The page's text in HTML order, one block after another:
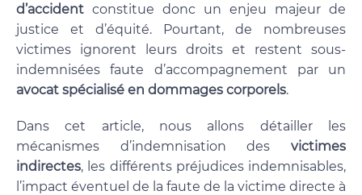
d’accident constitue donc un enjeu majeur de
justice et d’équité. Pourtant, de nombreuses
victimes ignorent leurs droits et restent sous-
indemnisées faute d’accompagnement par un
avocat spécialisé en dommages corporels.
Dans cet article, nous allons détailler les
mécanismes d’indemnisation des victimes
indirectes, les différents préjudices indemnisables,
l’impact éventuel de la faute de la victime directe à